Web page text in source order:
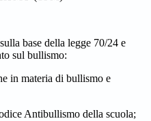
base della legge 70/24 e
sul bullismo:
in materia di bullismo e
Antibullismo della scuola;